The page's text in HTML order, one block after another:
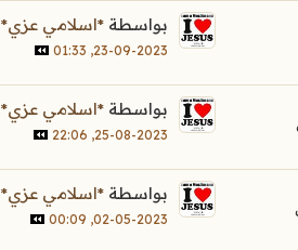
بواسطة*اسلامي عزي*
23-09-2023, 01:33
بواسطة*اسلامي عزي*
25-08-2023, 22:06
بواسطة*اسلامي عزي*
02-05-2023, 00:09